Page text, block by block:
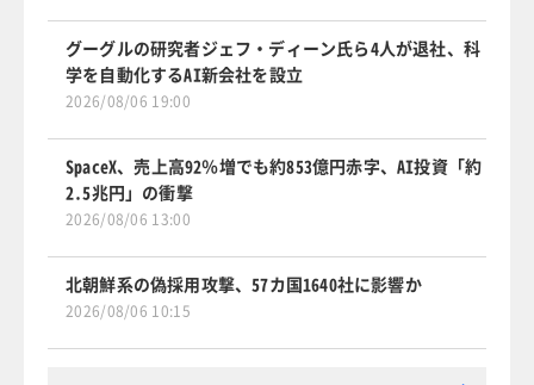
グーグルの研究者ジェフ・ディーン氏ら4人が退社、科
学を自動化するAI新会社を設立
2026/08/06 19:00
SpaceX、売上高92％増でも約853億円赤字、AI投資「約
2.5兆円」の衝撃
2026/08/06 13:00
北朝鮮系の偽採用攻撃、57カ国1640社に影響か
2026/08/06 10:15